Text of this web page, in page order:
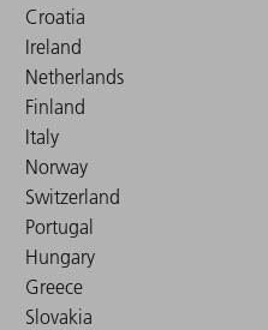
Croatia
Ireland
Netherlands
Finland
Italy
Norway
Switzerland
Portugal
Hungary
Greece
Slovakia